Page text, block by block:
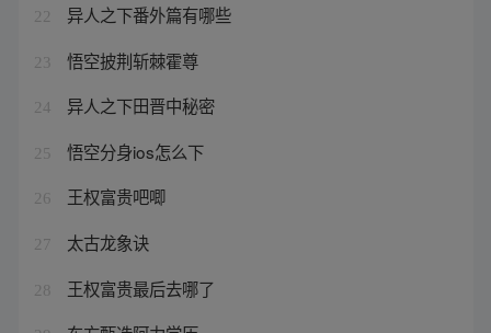
22 异人之下番外篇有哪些
23 悟空披荆斩棘霍尊
24 异人之下田晋中秘密
25 悟空分身ios怎么下
26 王权富贵吧唧
27 太古龙象诀
28 王权富贵最后去哪了